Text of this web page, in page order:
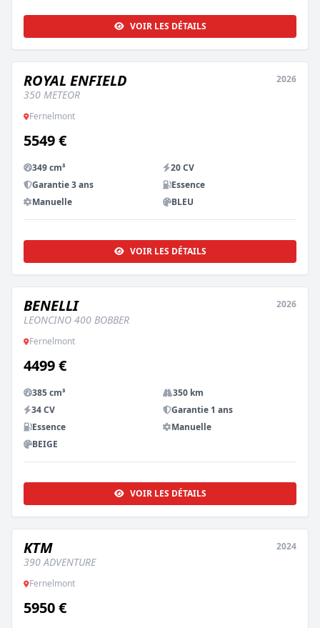
VOIR LES DÉTAILS
NEUF
ROYAL ENFIELD
350 METEOR
2026
Fernelmont
5549 €
349 cm³
20 CV
Garantie 3 ans
Essence
Manuelle
BLEU
VOIR LES DÉTAILS
OCCASION
BENELLI
LEONCINO 400 BOBBER
2026
Fernelmont
4499 €
385 cm³
350 km
34 CV
Garantie 1 ans
Essence
Manuelle
BEIGE
VOIR LES DÉTAILS
OCCASION
KTM
390 ADVENTURE
2024
Fernelmont
5950 €